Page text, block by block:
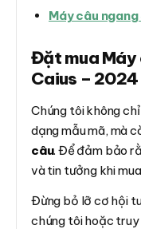
Máy câu
Đặt mua Máy
Caius –
Chúng tôi không
dạng mẫu mã, mà
câu. Để đảm bảo
và tin tưởng khi
Đừng bỏ lỡ cơ hội
chúng tôi hoặc